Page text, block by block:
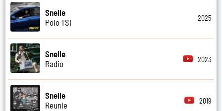
Snelle
Polo TSI
2025
Snelle
Radio
2023
Snelle
Reunie
2019